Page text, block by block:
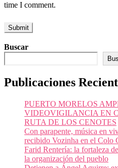
time I comment.
Buscar
Publicaciones
PUERTO MORELOS
VIDEOVIGILANCIA EN
RUTA DE LOS CENOTES
Con parapente, música en
recibido Vozinha en el Colo
Farid Rentería: la fortaleza
la organización del pueblo